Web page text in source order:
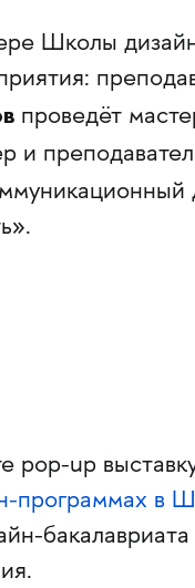
Школы
проведёт
и
pop-up
программах в